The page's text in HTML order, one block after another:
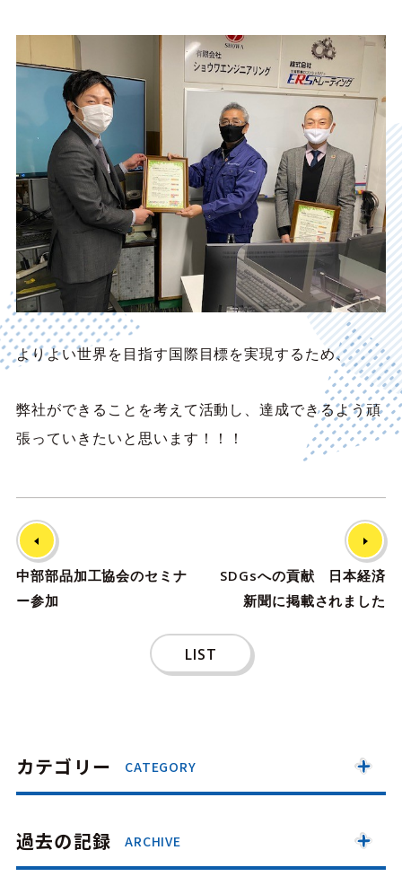
よりよい世界を目指す国際目標を実現するため、
弊社ができることを考えて活動し、達成できるよう頑
張っていきたいと思います！！！
中部部品加工協会のセミナ
ー参加
LIST
SDGsへの貢献 日本経済
新聞に掲載されました
カテゴリー CATEGORY
過去の記録 ARCHIVE